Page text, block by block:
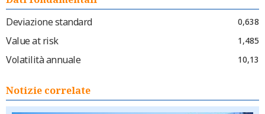
Deviazione standard
0,638
Value at risk 1,485
Volatilità annuale 10,13
Notizie correlate